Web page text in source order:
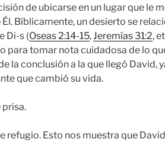
de ubicarse en un lugar que le
Bíblicamente, un desierto se
Di-s (Oseas 2:14-15,Jeremías 31:2,
para tomar nota cuidadosa de lo
la conclusión a la que llegó David,
que cambió su vida.
prisa.
refugio. Esto nos muestra que